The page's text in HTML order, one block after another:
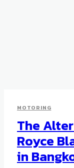
MOTORING
The
Royce
in